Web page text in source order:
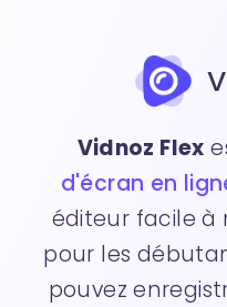
Vidnoz Flex
d'écran en
éditeur facile à
pour les
pouvez